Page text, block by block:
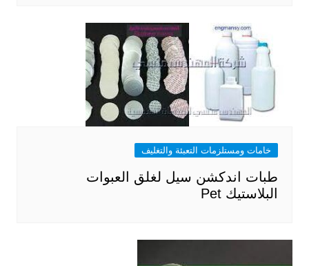
خامات ومستلزمات التعبئة والتغليف
طبات اندكشن سيل لغلق العبوات
البلاستيك Pet